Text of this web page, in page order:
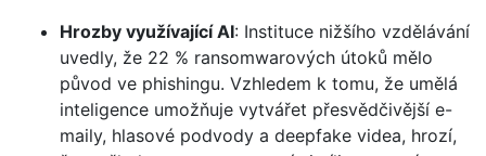
Hrozby využívající AI: Instituce nižšího vzdělávání
uvedly, že 22 % ransomwarových útoků mělo
původ ve phishingu. Vzhledem k tomu, že umělá
inteligence umožňuje vytvářet přesvědčivější e-
maily, hlasové podvody a deepfake videa, hrozí,